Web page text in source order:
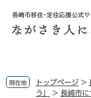
で
ば 現在地 トップページ >
う」
> 長崎市に